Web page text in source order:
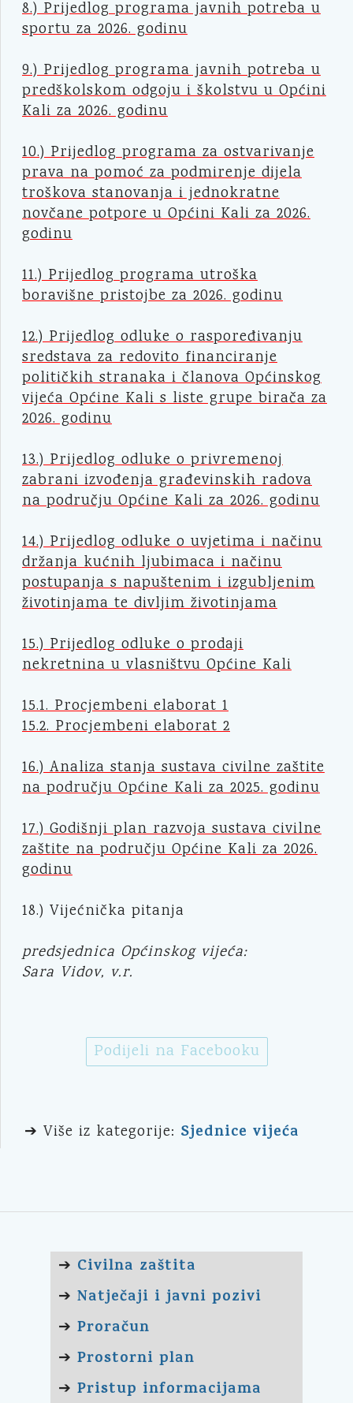
8.) Prijedlog programa javnih potreba u
sportu za 2026. godinu
9.) Prijedlog programa javnih potreba u
predškolskom odgoju i školstvu u Općini
Kali za 2026. godinu
10.) Prijedlog programa za ostvarivanje
prava na pomoć za podmirenje dijela
troškova stanovanja i jednokratne
novčane potpore u Općini Kali za 2026.
godinu
11.) Prijedlog programa utroška
boravišne pristojbe za 2026. godinu
12.) Prijedlog odluke o raspoređivanju
sredstava za redovito financiranje
političkih stranaka i članova Općinskog
vijeća Općine Kali s liste grupe birača za
2026. godinu
13.) Prijedlog odluke o privremenoj
zabrani izvođenja građevinskih radova
na području Općine Kali za 2026. godinu
14.) Prijedlog odluke o uvjetima i načinu
držanja kućnih ljubimaca i načinu
postupanja s napuštenim i izgubljenim
životinjama te divljim životinjama
15.) Prijedlog odluke o prodaji
nekretnina u vlasništvu Općine Kali
15.1. Procjembeni elaborat 1
15.2. Procjembeni elaborat 2
16.) Analiza stanja sustava civilne zaštite
na području Općine Kali za 2025. godinu
17.) Godišnji plan razvoja sustava civilne
zaštite na području Općine Kali za 2026.
godinu
18.) Vijećnička pitanja
predsjednica Općinskog vijeća:
Sara Vidov, v.r.
Podijeli na Facebooku
➔ Više iz kategorije: Sjednice vijeća
➔ Civilna zaštita
➔ Natječaji i javni pozivi
➔ Proračun
➔ Prostorni plan
➔ Pristup informacijama